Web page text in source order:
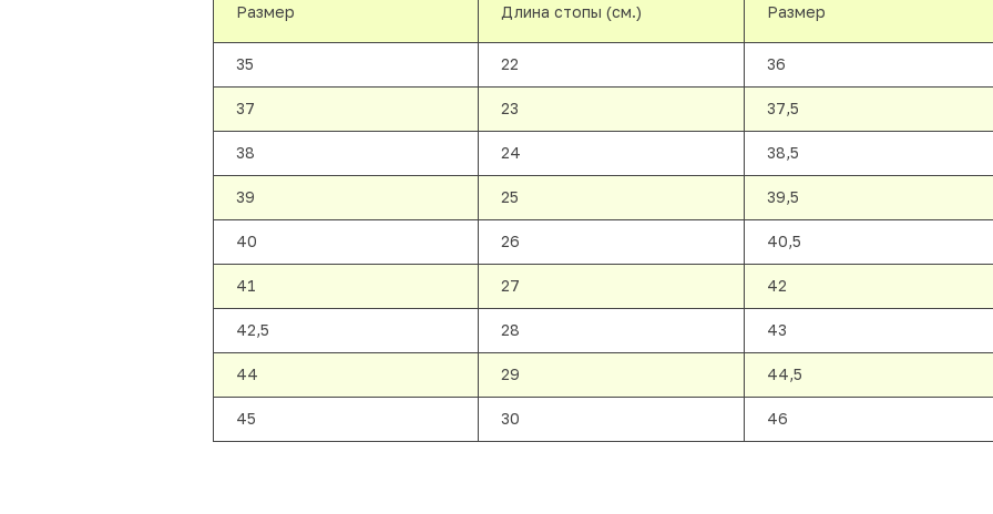
Размер Длина стопы (см.) Размер
35 22 36
37 23 37,5
38 24 38,5
39 25 39,5
40 26 40,5
41 27 42
42,5 28 43
44 29 44,5
45 30 46